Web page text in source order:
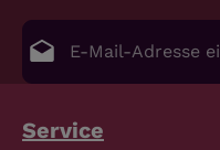
E-Mail-Adresse*
Die mit einem Stern
Service